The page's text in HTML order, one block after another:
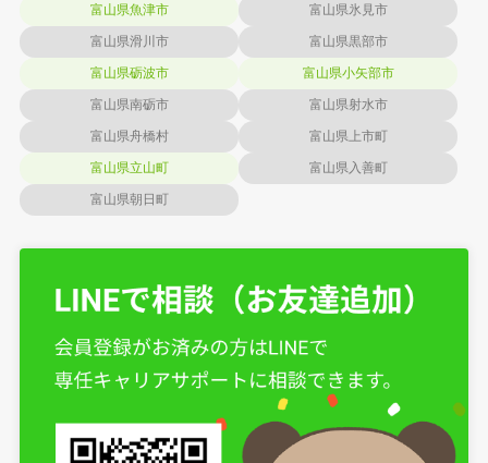
富山県魚津市 富山県氷見市
富山県滑川市 富山県黒部市
富山県砺波市 富山県小矢部市
富山県南砺市 富山県射水市
富山県舟橋村 富山県上市町
富山県立山町 富山県入善町
富山県朝日町